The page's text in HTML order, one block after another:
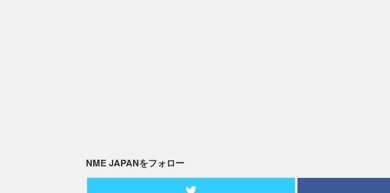
NME JAPANをフォロー